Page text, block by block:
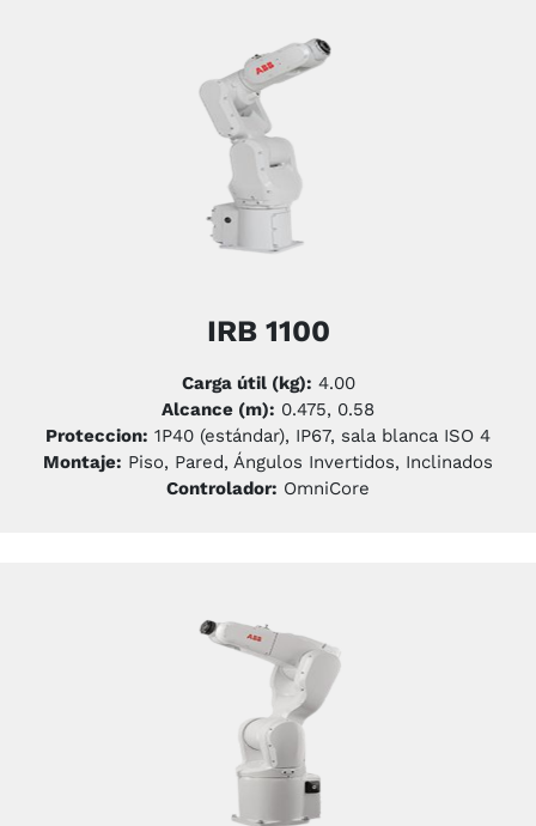
IRB 1100
Carga útil (kg): 4.00
Alcance (m): 0.475, 0.58
Proteccion: 1P40 (estándar), IP67, sala blanca ISO 4
Montaje: Piso, Pared, Ángulos Invertidos, Inclinados
Controlador: OmniCore